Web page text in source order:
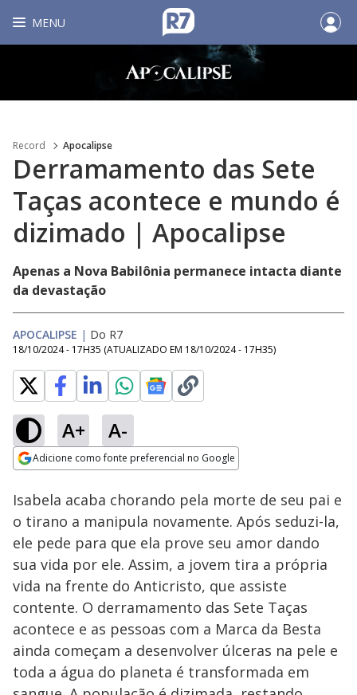
MENU
Record Apocalipse
Derramamento das Sete
Taças acontece e mundo é
dizimado | Apocalipse
Apenas a Nova Babilônia permanece intacta diante
da devastação
APOCALIPSE | Do R7
18/10/2024 - 17H35 (ATUALIZADO EM 18/10/2024 - 17H35)
A+ A-
Adicione como fonte preferencial no Google
Ativar
Loaded:
9.26%
Isabela acaba chorando pela morte de seu pai e
o tirano a manipula novamente. Após seduzi-la,
ele pede para que ela prove seu amor dando
sua vida por ele. Assim, a jovem tira a própria
vida na frente do Anticristo, que assiste
contente. O derramamento das Sete Taças
acontece e as pessoas com a Marca da Besta
ainda começam a desenvolver úlceras na pele e
toda a água do planeta é transformada em